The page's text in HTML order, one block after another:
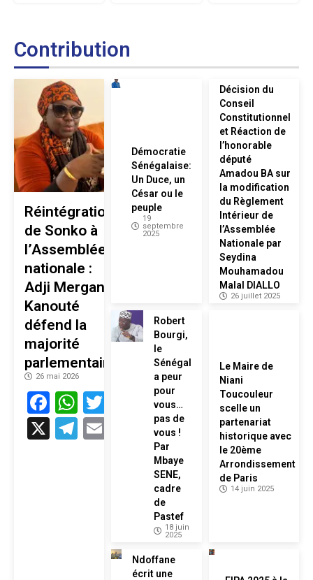
Contribution
Réintégration
de Sonko à
l’Assemblée
nationale :
Adji Mergane
Kanouté
défend la
majorité
parlementaire
26 mai 2026
Facebook
WhatsApp
Twitter
X
Telegram
Email
Démocratie
Sénégalaise:
Un Duce, un
César ou le
peuple
19
septembre
2025
Décision du
Conseil
Constitutionnel
et Réaction de
l’honorable
député
Amadou BA sur
la modification
du Règlement
Intérieur de
l’Assemblée
Nationale par
Seydina
Mouhamadou
Malal DIALLO
26 juillet 2025
Robert
Bourgi,
le
Sénégal
a peur
pour
vous…
pas de
vous !
Par
Mbaye
SENE,
cadre
de
Pastef
18 juin
2025
Le Maire de
Niani
Toucouleur
scelle un
partenariat
historique avec
le 20ème
Arrondissement
de Paris
14 juin 2025
Ndoffane
écrit une